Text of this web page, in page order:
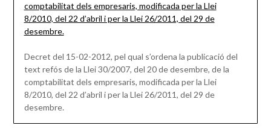
comptabilitat dels empresaris, modificada per la Llei
8/2010, del 22 d’abril i per la Llei 26/2011, del 29 de
desembre.
Decret del 15-02-2012, pel qual s’ordena la publicació del
text refós de la Llei 30/2007, del 20 de desembre, de la
comptabilitat dels empresaris, modificada per la Llei
8/2010, del 22 d’abril i per la Llei 26/2011, del 29 de
desembre.